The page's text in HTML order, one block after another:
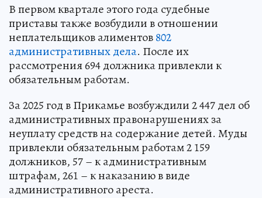
В первом квартале этого года судебные
приставы также возбудили в отношении
неплательщиков алиментов802
административных дела. После их
рассмотрения 694 должника привлекли к
обязательным работам.
За 2025 год в Прикамье возбуждили 2 447 дел об
административных правонарушениях за
неуплату средств на содержание детей. Муды
привлекли обязательным работам 2 159
должников, 57 – к административным
штрафам, 261 – к наказанию в виде
административного ареста.